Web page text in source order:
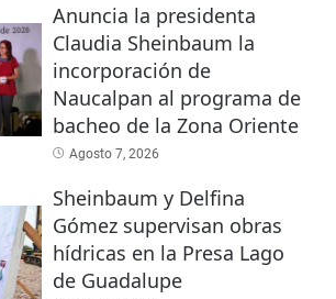
Anuncia la presidenta
Claudia Sheinbaum la
incorporación de
Naucalpan al programa de
bacheo de la Zona Oriente
Agosto 7, 2026
Sheinbaum y Delfina
Gómez supervisan obras
hídricas en la Presa Lago
de Guadalupe